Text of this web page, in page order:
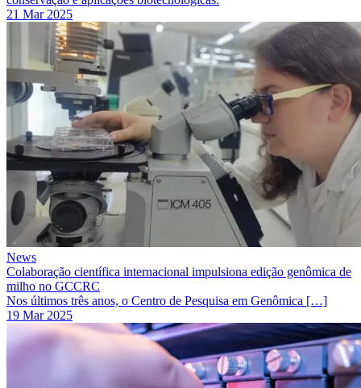
21 Mar 2025
News
Colaboração científica internacional impulsiona edição genômica de
milho no GCCRC
Nos últimos três anos, o Centro de Pesquisa em Genômica […]
19 Mar 2025